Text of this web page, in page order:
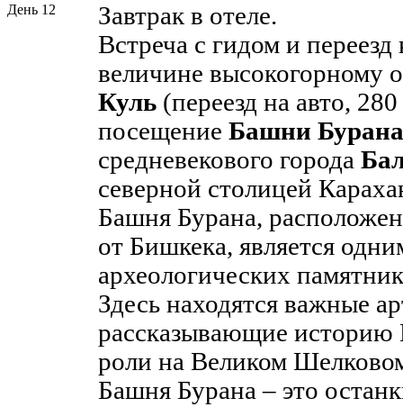
День 12
Завтрак в отеле.
Встреча с гидом и
величине высокогорному
Куль (переезд на авто,
посещение Башни Бурана
средневекового города
северной столицей
Башня Бурана,
от Бишкека, является
археологических
Здесь находятся важные
рассказывающие историю
роли на Великом
Башня Бурана – это